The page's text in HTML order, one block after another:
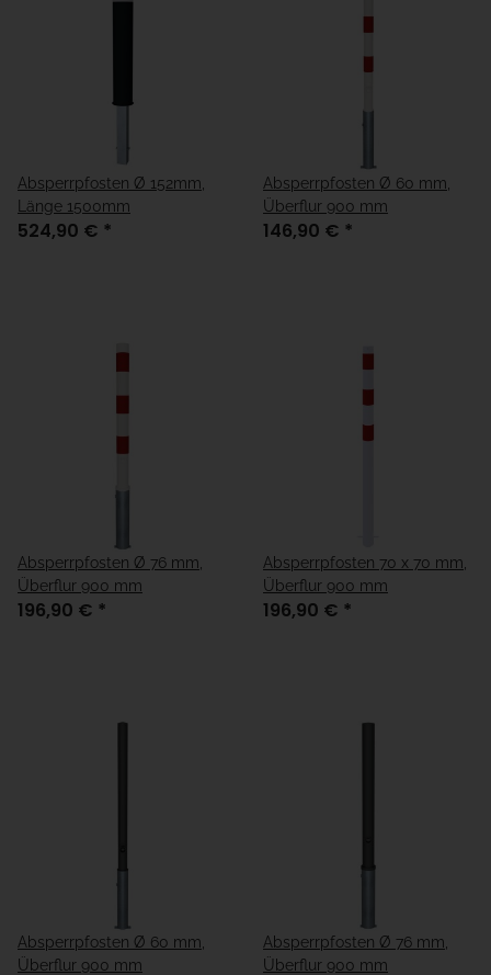
Absperrpfosten Ø 152mm,
Länge 1500mm
524,90 € *
Absperrpfosten Ø 60 mm,
Überflur 900 mm
146,90 € *
Absperrpfosten Ø 76 mm,
Überflur 900 mm
196,90 € *
Absperrpfosten 70 x 70 mm,
Überflur 900 mm
196,90 € *
Absperrpfosten Ø 60 mm,
Überflur 900 mm
Absperrpfosten Ø 76 mm,
Überflur 900 mm